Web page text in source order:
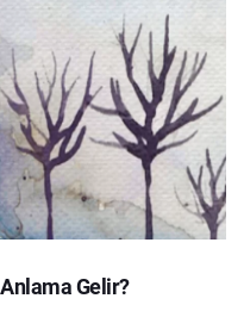
Gelir?